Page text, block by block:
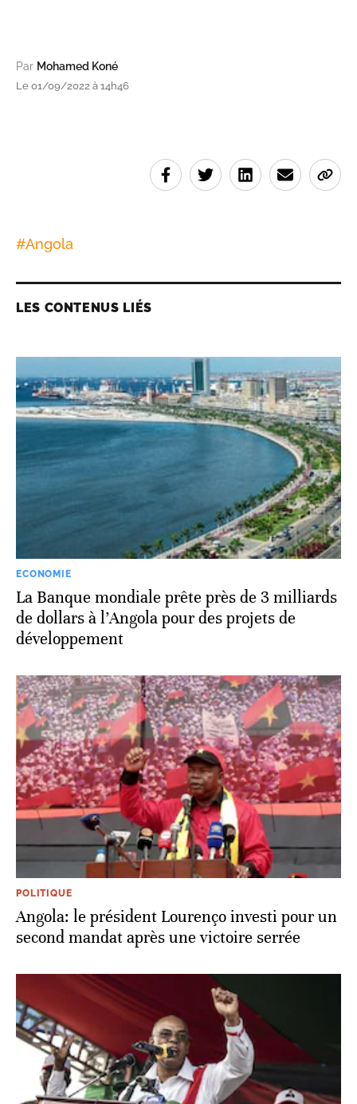
Par Mohamed Koné
Le 01/09/2022 à 14h46
#Angola
LES CONTENUS LIÉS
ECONOMIE
La Banque mondiale prête près de 3 milliards
de dollars à l’Angola pour des projets de
développement
POLITIQUE
Angola: le président Lourenço investi pour un
second mandat après une victoire serrée